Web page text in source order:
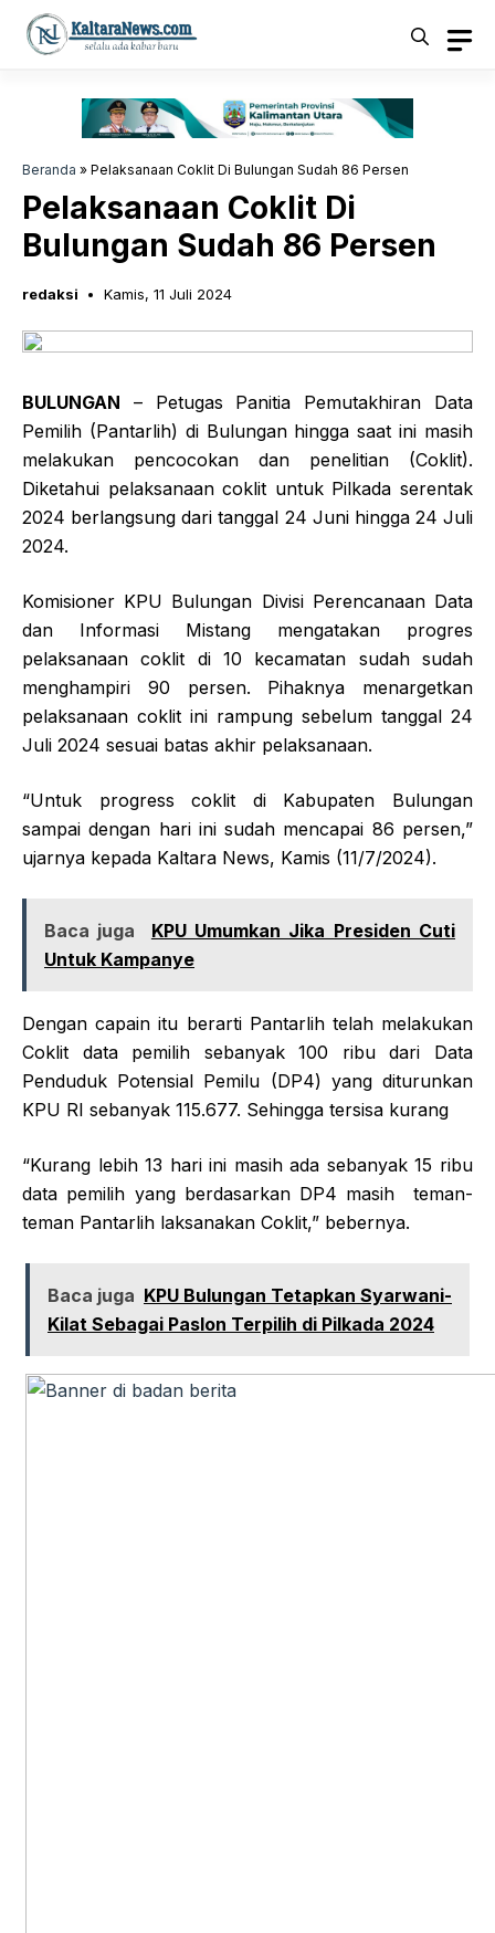
Langsung
Beranda » Pelaksanaan Coklit Di Bulungan Sudah 86 Persen
Pelaksanaan Coklit Di
Bulungan Sudah 86 Persen
redaksi Kamis, 11 Juli 2024
BULUNGAN – Petugas Panitia Pemutakhiran Data
Pemilih (Pantarlih) di Bulungan hingga saat ini masih
melakukan pencocokan dan penelitian (Coklit).
Diketahui pelaksanaan coklit untuk Pilkada serentak
2024 berlangsung dari tanggal 24 Juni hingga 24 Juli
2024.
Komisioner KPU Bulungan Divisi Perencanaan Data
dan Informasi Mistang mengatakan progres
pelaksanaan coklit di 10 kecamatan sudah sudah
menghampiri 90 persen. Pihaknya menargetkan
pelaksanaan coklit ini rampung sebelum tanggal 24
Juli 2024 sesuai batas akhir pelaksanaan.
“Untuk progress coklit di Kabupaten Bulungan
sampai dengan hari ini sudah mencapai 86 persen,”
ujarnya kepada Kaltara News, Kamis (11/7/2024).
Baca juga
KPU Umumkan Jika Presiden Cuti
Untuk Kampanye
Dengan capain itu berarti Pantarlih telah melakukan
Coklit data pemilih sebanyak 100 ribu dari Data
Penduduk Potensial Pemilu (DP4) yang diturunkan
KPU RI sebanyak 115.677. Sehingga tersisa kurang
“Kurang lebih 13 hari ini masih ada sebanyak 15 ribu
data pemilih yang berdasarkan DP4 masih teman-
teman Pantarlih laksanakan Coklit,” bebernya.
Baca juga KPU Bulungan Tetapkan Syarwani-
Kilat Sebagai Paslon Terpilih di Pilkada 2024